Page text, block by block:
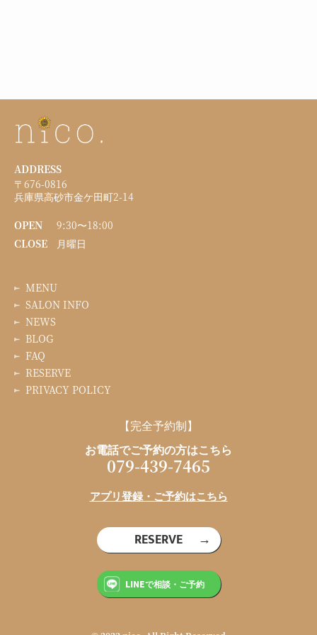
ADDRESS
〒676-0816
兵庫県高砂市金ケ田町2-14
OPEN
9:30〜18:00
CLOSE
月曜日
MENU
SALON INFO
NEWS
BLOG
FAQ
RESERVE
PRIVACY POLICY
【完全予約制】
お電話でご予約の方はこちら
079-439-7465
アプリ登録・ご予約はこちら
RESERVE
LINEで相談・ご予約